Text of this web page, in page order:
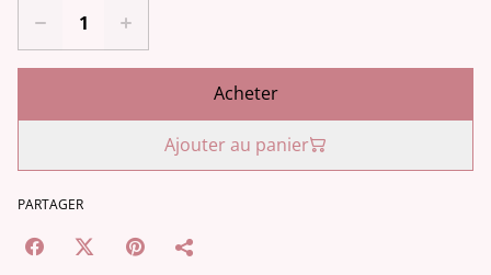
Acheter
Ajouter au panier
PARTAGER